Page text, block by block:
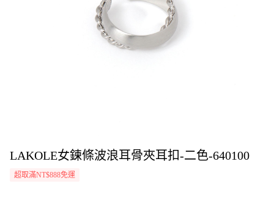
LAKOLE女鍊條波浪耳骨夾耳扣-二色-640100
超取滿NT$888免運